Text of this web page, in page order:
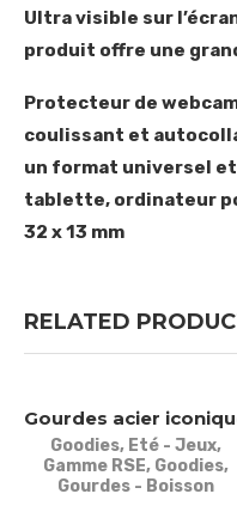
Ultra visible sur
produit offre une
Protecteur de
coulissant et
un format universel
tablette, ordinateur
32 x 13 mm
RELATED
Gourdes acier
Goodies, Eté - Jeux,
Gamme RSE, Goodies,
Gourdes - Boisson